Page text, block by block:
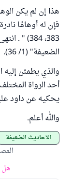
هذا إن لم يكن
383،
الضعيفة" (1/ 36).
والذي يطمئن
أحد الرواة
يحكيه عن داود
والله أعلم.
الأحاديث الضعيفة
هل